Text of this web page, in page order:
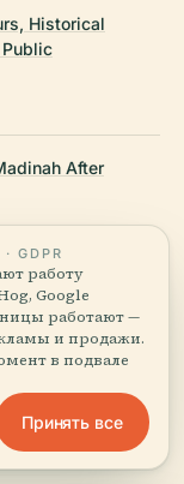
Historical
After
Visit Al
Sites in
GDPR
работу
Google
работают —
и продажи.
в подвале
Принять все